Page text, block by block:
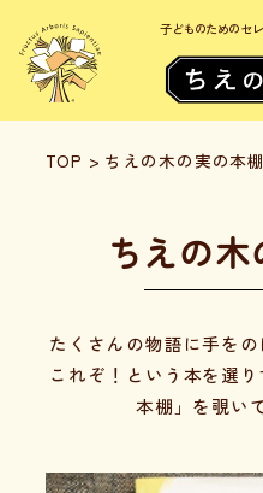
子どものためのセ
TOP > ちえの木の実の本棚
ちえの
たくさんの物語に手をの
これぞ！という本を選
本棚」を覗い